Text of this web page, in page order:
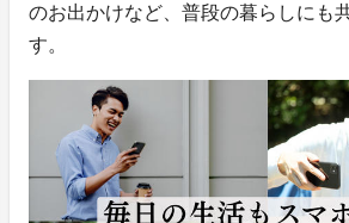
のお出かけなど、普段の暮らしにも
す。